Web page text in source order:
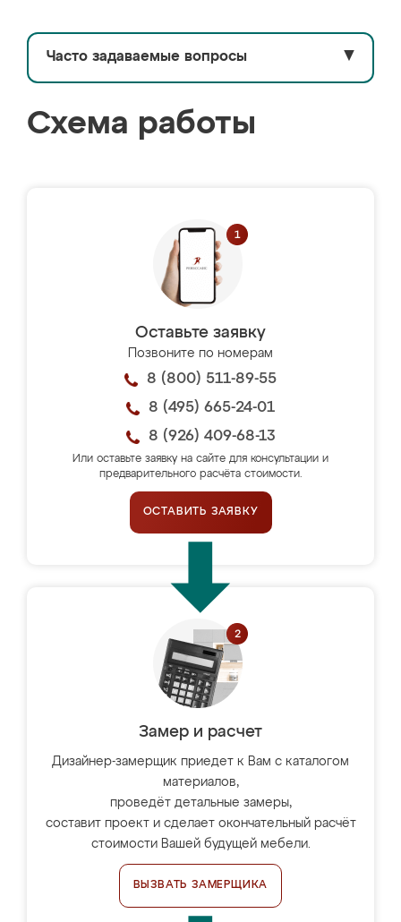
Часто задаваемые вопросы ▼
Схема работы
Оставьте заявку
Позвоните по номерам
8 (800) 511-89-55
8 (495) 665-24-01
8 (926) 409-68-13
Или оставьте заявку на сайте для консультации и
предварительного расчёта стоимости.
ОСТАВИТЬ ЗАЯВКУ
Замер и расчет
Дизайнер-замерщик приедет к Вам с каталогом
материалов,
проведёт детальные замеры,
составит проект и сделает окончательный расчёт
стоимости Вашей будущей мебели.
ВЫЗВАТЬ ЗАМЕРЩИКА